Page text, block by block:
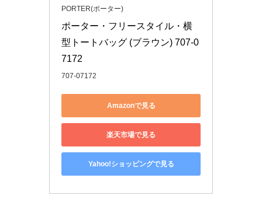
PORTER(ポーター)
ポーター・フリースタイル・横
型トートバッグ (ブラウン) 707-0
7172
707-07172
Amazonで見る
楽天市場で見る
Yahoo!ショッピングで見る